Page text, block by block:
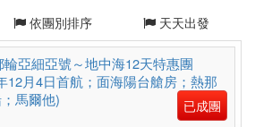
依團別排序 天天出發
輪亞細亞號～地中海12天特惠團
12月4日首航；面海陽台艙房；熱那
馬爾他)
已成團